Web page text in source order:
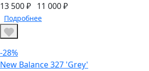
13 500 ₽ 11 000 ₽
Подробнее
-28%
New Balance 327 'Grey'